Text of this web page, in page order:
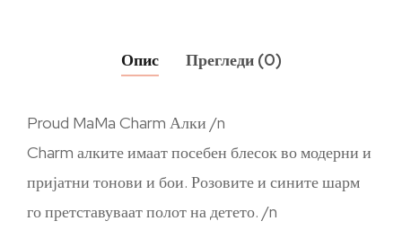
Опис Прегледи (0)
Proud MaMa Charm Алки /n
Charm алките имаат посебен блесок во модерни и
пријатни тонови и бои. Розовите и сините шарм
го претставуваат полот на детето. /n